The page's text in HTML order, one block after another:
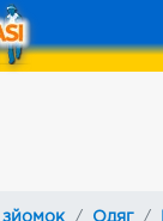
зйомок Одяг